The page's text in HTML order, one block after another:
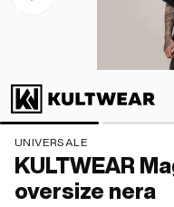
UNIVERSALE
KULTWEAR
oversize nera